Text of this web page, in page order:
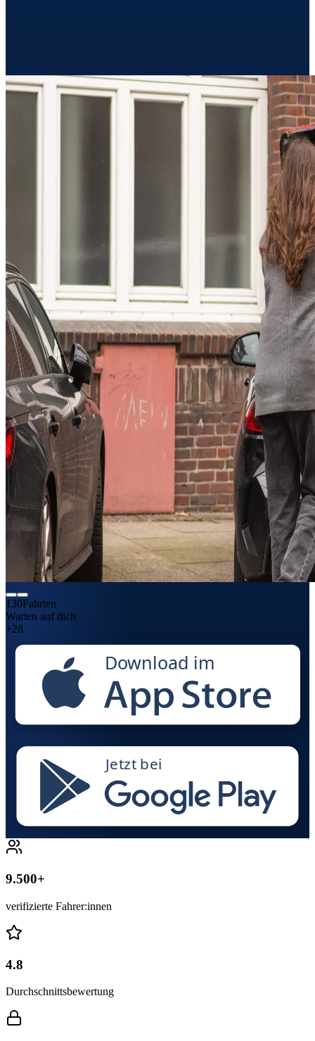
130Fahrten
Warten auf dich
+28
Download im
Jetzt bei
9.500+
verifizierte Fahrer:innen
4.8
Durchschnittsbewertung